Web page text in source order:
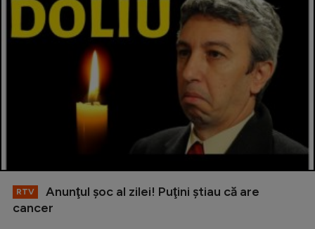
RTV
Anunţul şoc al zilei! Puţini ştiau că are
cancer